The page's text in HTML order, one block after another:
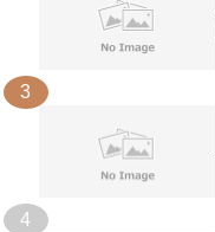
3
4